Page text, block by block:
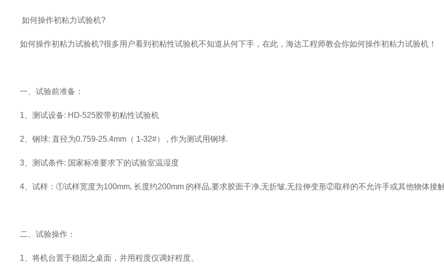
如何操作初粘力试验机?
如何操作初粘力试验机?很多用户看到初粘性试验机不知道从何下手，在此，海达工程师教会你如何操作初粘力试验机！
一、试验前准备：
1、测试设备: HD-525胶带初粘性试验机
2、钢球: 直径为0.759-25.4mm（ 1-32#） , 作为测试用钢球.
3、测试条件: 国家标准要求下的试验室温湿度
4、试样：①试样宽度为100mm, 长度约200mm 的样品,要求胶面干净,无折皱,无拉伸变形②取样的不允许手或其他物体接触
二、试验操作：
1、将机台置于稳固之桌面，并用程度仪调好程度。